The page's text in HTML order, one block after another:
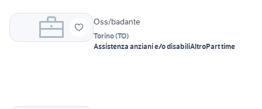
Oss/badante
Torino(TO)
Assistenza anziani e/o disabiliAltroPart time